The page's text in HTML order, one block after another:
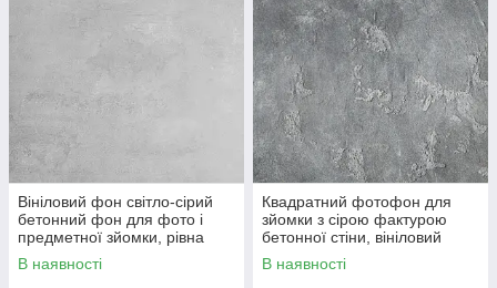
Вініловий фон світло-сірий
бетонний фон для фото і
предметної зйомки, рівна
текстура, 60x60 см, №550674
В наявності
Квадратний фотофон для
зйомки з сірою фактурою
бетонної стіни, вініловий
60x60 см , №550152
В наявності